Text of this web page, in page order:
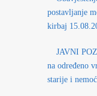
postavljanje
kirbaj
JAVNI
na određeno
starije i